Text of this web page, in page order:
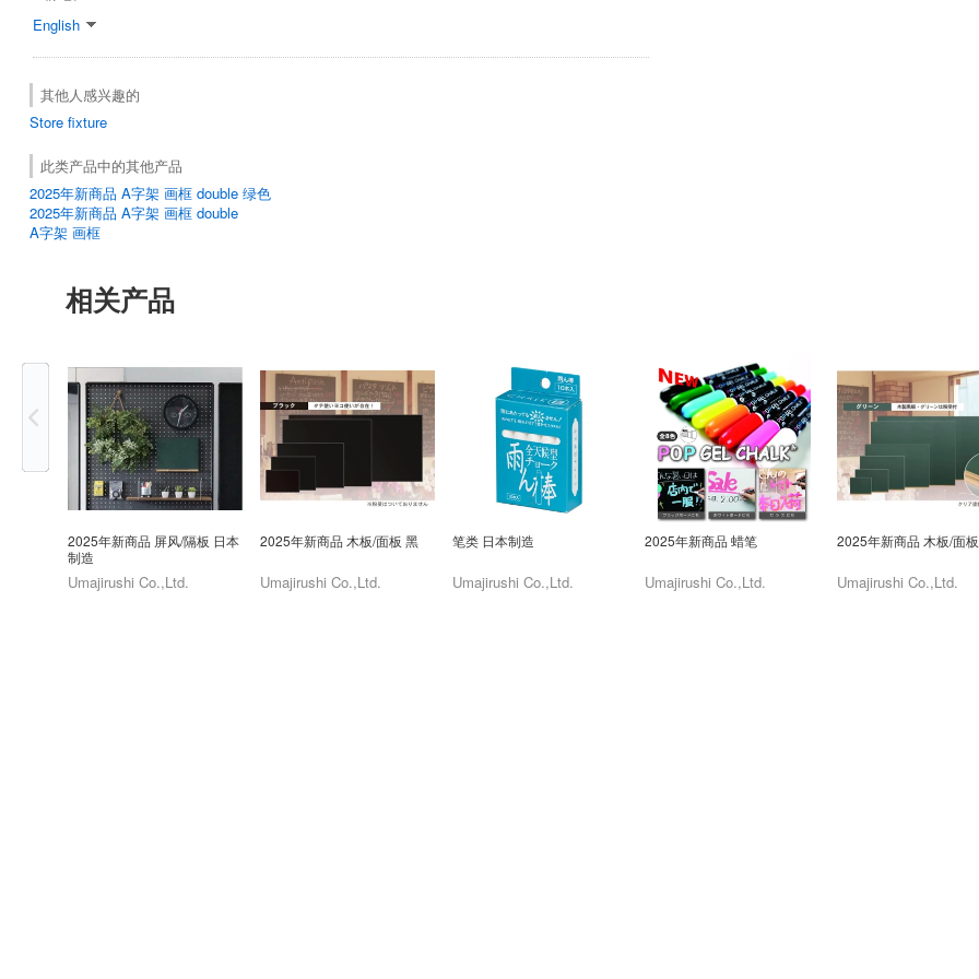
English
其他人感兴趣的
Store fixture
此类产品中的其他产品
2025年新商品 A字架 画框 double 绿色
2025年新商品 A字架 画框 double
A字架 画框
相关产品
Previous
2025年新商品 屏风/隔板 日本
制造
Umajirushi Co.,Ltd.
2025年新商品 木板/面板 黑
Umajirushi Co.,Ltd.
笔类 日本制造
Umajirushi Co.,Ltd.
2025年新商品 蜡笔
Umajirushi Co.,Ltd.
2025年新商品 木板/面
Umajirushi Co.,Ltd.